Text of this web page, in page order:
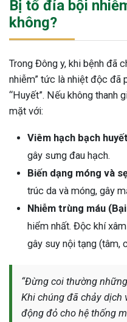
Bị tổ đỉa bội
không?
Trong Đông y, khi bệnh đã
nhiễm” tức là nhiệt độc đã
“Huyết”. Nếu không thanh
mặt với:
Viêm hạch bạch
gây sưng đau hạch.
Biến dạng móng và
trúc da và móng, gây
Nhiễm trùng máu
hiểm nhất. Độc khí
gây suy nội tạng (tâm,
“Đừng coi thường
Khi chúng đã chảy dịch
động đỏ cho hệ thống